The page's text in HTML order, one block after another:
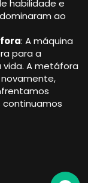
habilidade e
ao
: A máquina
para a
vida. A metáfora